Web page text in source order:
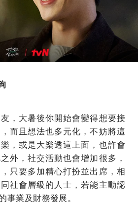
，大暑後你開始會變得想要接
而且想法也多元化，不妨將這
，或是大樂透這上面，也許會
外，社交活動也會增加很多，
只要多加精心打扮並出席，相
社會層級的人士，若能主動認
事業及財務發展。